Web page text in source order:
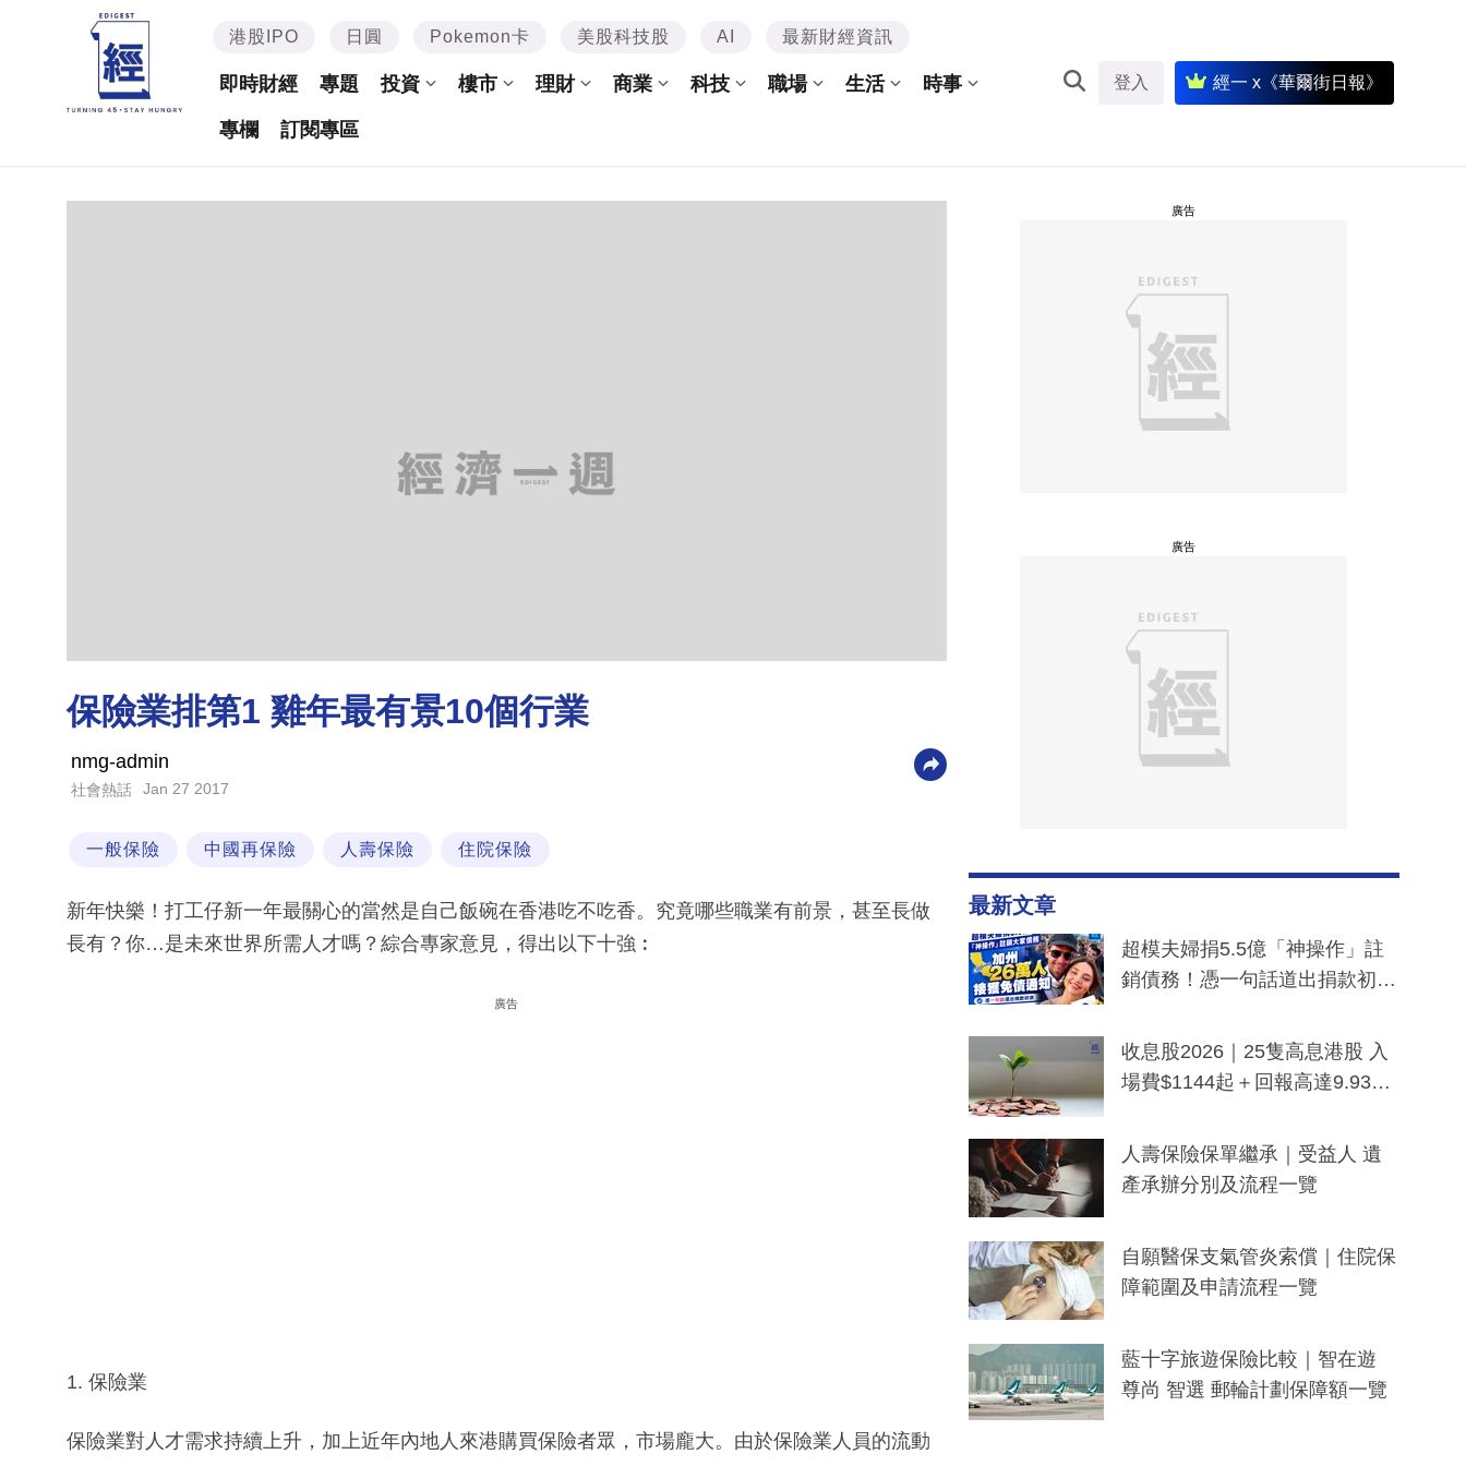
港股IPO 日圓 Pokemon卡 美股科技股 AI 最新財經資訊
即時財經 專題 投資 樓市 理財 商業 科技 職場 生活 時事
專欄 訂閱專區
登入 經一 x《華爾街日報》
保險業排第1 雞年最有景10個行業
nmg-admin
社會熱話 Jan 27 2017
一般保險 中國再保險 人壽保險 住院保險
新年快樂！打工仔新一年最關心的當然是自己飯碗在香港吃不吃香。究竟哪些職業有前景，甚至長做
長有？你…是未來世界所需人才嗎？綜合專家意見，得出以下十強︰
廣告
1. 保險業
保險業對人才需求持續上升，加上近年內地人來港購買保險者眾，市場龐大。由於保險業人員的流動
廣告
廣告
最新文章
超模夫婦捐5.5億「神操作」註
銷債務！憑一句話道出捐款初
一度被誤當詐騙手段
收息股2026｜25隻高息港股 入
場費$1144起＋回報高達9.93
人壽保險保單繼承｜受益人 遺
產承辦分別及流程一覽
自願醫保支氣管炎索償｜住院保
障範圍及申請流程一覽
藍十字旅遊保險比較｜智在遊
尊尚 智選 郵輪計劃保障額一覽